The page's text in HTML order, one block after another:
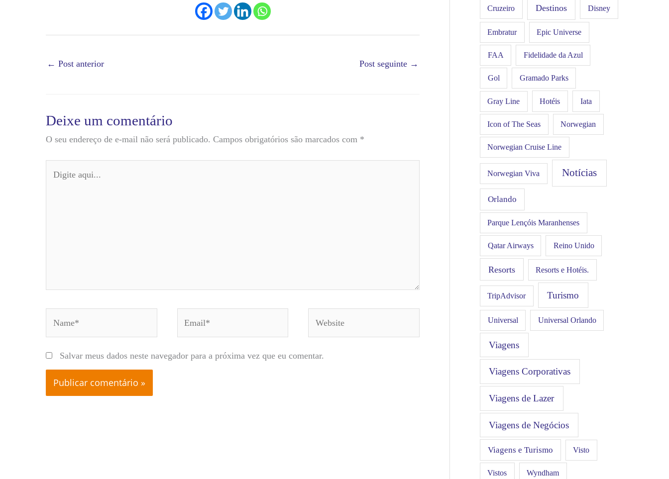
← Post anterior Post seguinte →
Deixe um comentário
O seu endereço de e-mail não será publicado. Campos obrigatórios são marcados com *
aqui...
Salvar meus dados neste navegador para a próxima vez que eu comentar.
Cruzeiro Destinos Disney
Embratur Epic Universe
FAA Fidelidade da Azul
Gol Gramado Parks
Gray Line Hotéis Iata
Icon of The Seas Norwegian
Norwegian Cruise Line
Norwegian Viva Notícias
Orlando
Parque Lençóis Maranhenses
Qatar Airways Reino Unido
Resorts Resorts e Hotéis.
TripAdvisor Turismo
Universal Universal Orlando
Viagens
Viagens Corporativas
Viagens de Lazer
Viagens de Negócios
Viagens e Turismo Visto
Vistos Wyndham